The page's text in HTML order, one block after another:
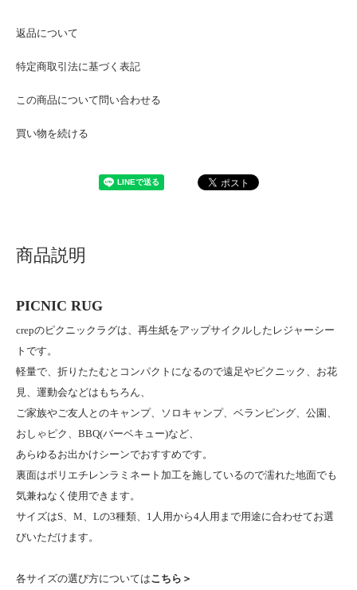
返品について
特定商取引法に基づく表記
この商品について問い合わせる
買い物を続ける
商品説明
PICNIC RUG
crepのピクニックラグは、再生紙をアップサイクルしたレジャーシー
トです。
軽量で、折りたたむとコンパクトになるので遠足やピクニック、お花
見、運動会などはもちろん、
ご家族やご友人とのキャンプ、ソロキャンプ、ベランピング、公園、
おしゃピク、BBQ(バーベキュー)など、
あらゆるお出かけシーンでおすすめです。
裏面はポリエチレンラミネート加工を施しているので濡れた地面でも
気兼ねなく使用できます。
サイズはS、M、Lの3種類、1人用から4人用まで用途に合わせてお選
びいただけます。
各サイズの選び方についてはこちら＞